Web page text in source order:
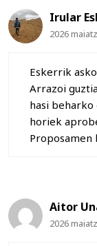
Irular
2026
Eskerrik
Arrazoi
hasi beharko
horiek
Proposamen
Aitor
2026